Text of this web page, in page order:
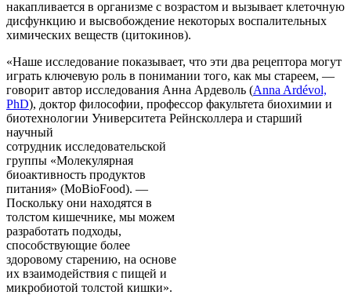
накапливается в организме с возрастом и вызывает клеточную
дисфункцию и высвобождение некоторых воспалительных
химических веществ (цитокинов).
«Наше исследование показывает, что эти два рецептора могут
играть ключевую роль в понимании того, как мы стареем, —
говорит автор исследования Анна Ардеволь (Anna Ardévol,
PhD), доктор философии, профессор факультета биохимии и
биотехнологии Университета Рейнсколлера и старший
научный
сотрудник исследовательской
группы «Молекулярная
биоактивность продуктов
питания» (MoBioFood). —
Поскольку они находятся в
толстом кишечнике, мы можем
разработать подходы,
способствующие более
здоровому старению, на основе
их взаимодействия с пищей и
микробиотой толстой кишки».